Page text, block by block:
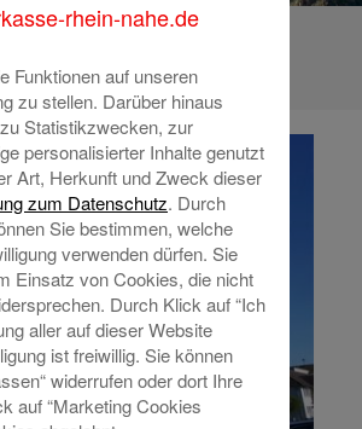
rhein-nahe.de
Funktionen auf unseren
zu stellen. Darüber hinaus
Statistikzwecken, zur
personalisierter Inhalte genutzt
Art, Herkunft und Zweck dieser
zum Datenschutz. Durch
Sie bestimmen, welche
verwenden dürfen. Sie
Einsatz von Cookies, die nicht
Durch Klick auf “Ich
aller auf dieser Website
ist freiwillig. Sie können
widerrufen oder dort Ihre
auf “Marketing Cookies